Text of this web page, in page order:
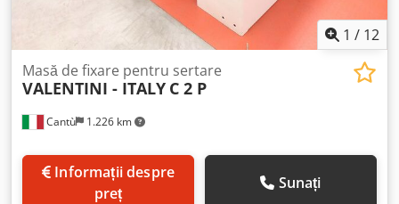
1 / 12
Cantù 1.226 km
Masă de fixare pentru sertare
VALENTINI - ITALY C 2 P
preț
Sunați